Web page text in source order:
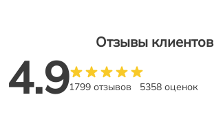
Отзывы клиентов
4.91799 отзывов 5358 оценок